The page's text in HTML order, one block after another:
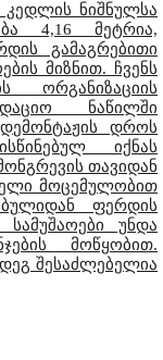
კედლის ნიშნულსა
4,16 მეტრია,
გამაგრებითი
მიზნით. ჩვენს
ორგანიზაციის
ნაწილში
დროს
იქნას
თავიდან
მოცემულობით
ფერდის
სამუშაოები უნდა
მოწყობით.
შესაძლებელია